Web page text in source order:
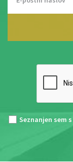
Seznanjen sem s